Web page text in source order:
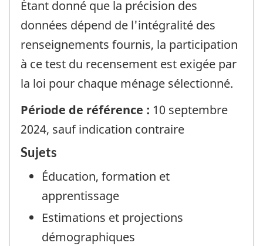
Étant donné que la précision des
données dépend de l'intégralité des
renseignements fournis, la participation
à ce test du recensement est exigée par
la loi pour chaque ménage sélectionné.
Période de référence : 10 septembre
2024, sauf indication contraire
Sujets
Éducation, formation et
apprentissage
Estimations et projections
démographiques